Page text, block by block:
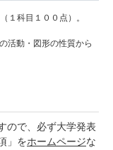
１科目１００点）。
活動・図形の性質から
ので、必ず大学発表
」をホームページな